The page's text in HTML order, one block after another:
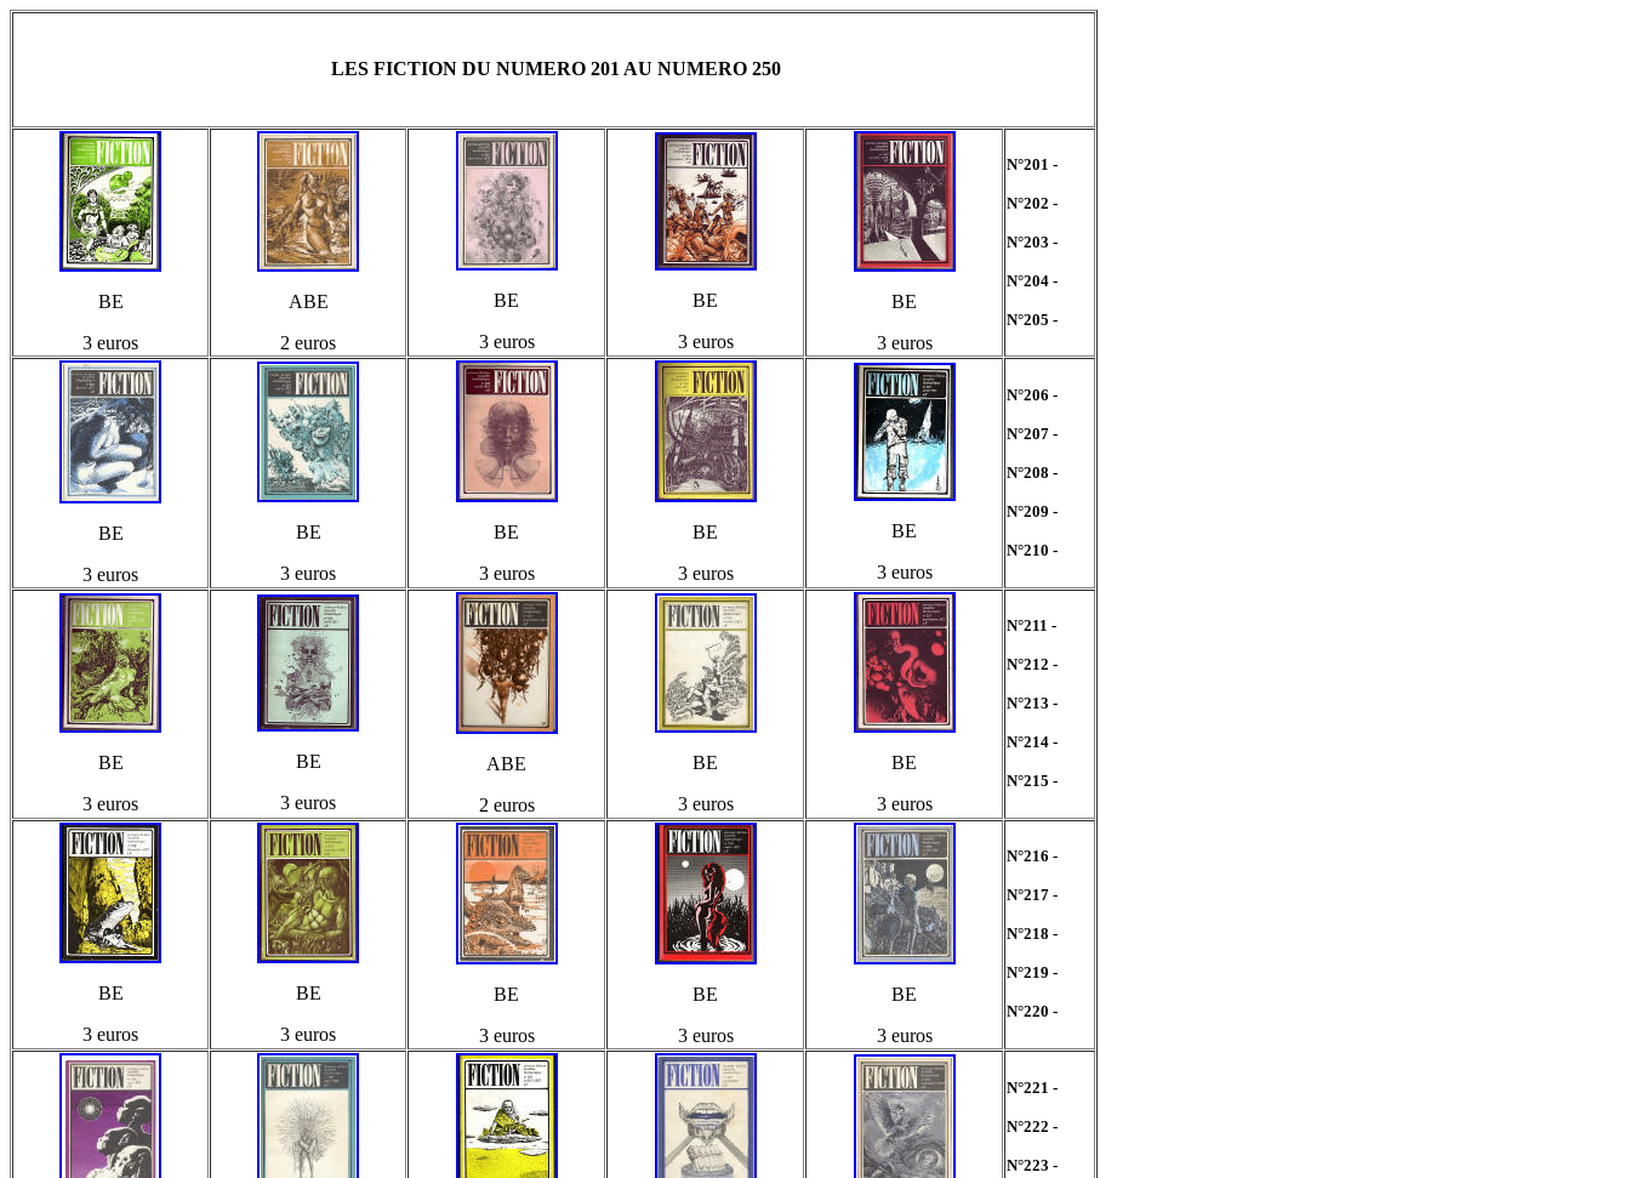
LES FICTION DU NUMERO 201 AU NUMERO 250
BE
3 euros
ABE
2 euros
BE
3 euros
BE
3 euros
BE
3 euros
N°201 -
N°202 -
N°203 -
N°204 -
N°205 -
BE
3 euros
BE
3 euros
BE
3 euros
BE
3 euros
BE
3 euros
N°206 -
N°207 -
N°208 -
N°209 -
N°210 -
BE
3 euros
BE
3 euros
ABE
2 euros
BE
3 euros
BE
3 euros
N°211 -
N°212 -
N°213 -
N°214 -
N°215 -
BE
3 euros
BE
3 euros
BE
3 euros
BE
3 euros
BE
3 euros
N°216 -
N°217 -
N°218 -
N°219 -
N°220 -
N°221 -
N°222 -
N°223 -